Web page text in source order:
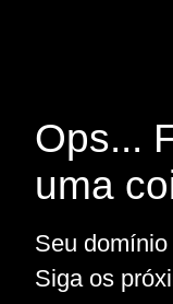
Ops...
uma
Seu
Siga os